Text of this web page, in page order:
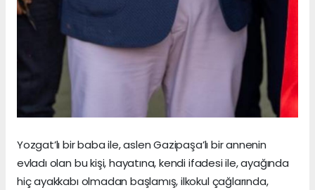
Yozgat’lı bir baba ile, aslen Gazipaşa’lı bir annenin
evladı olan bu kişi, hayatına, kendi ifadesi ile, ayağında
hiç ayakkabı olmadan başlamış, ilkokul çağlarında,